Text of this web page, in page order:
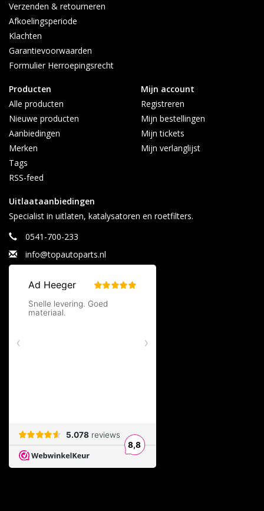
Verzenden & retourneren
Afkoelingsperiode
Klachten
Garantievoorwaarden
Formulier Herroepingsrecht
Producten
Alle producten
Nieuwe producten
Aanbiedingen
Merken
Tags
RSS-feed
Mijn account
Registreren
Mijn bestellingen
Mijn tickets
Mijn verlanglijst
Uitlaataanbiedingen
Specialist in uitlaten, katalysatoren en roetfilters.
0541-700-233
info@topautoparts.nl